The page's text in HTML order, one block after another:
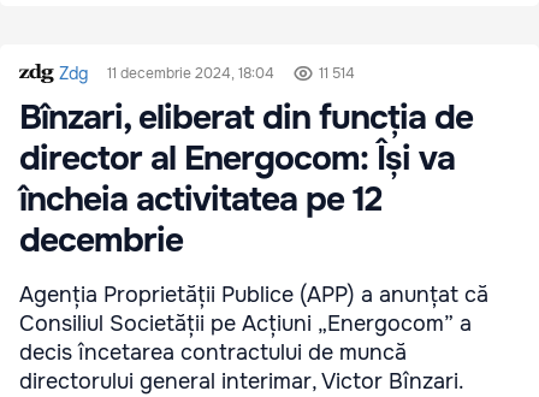
Zdg 11 decembrie 2024, 18:04 11 514
Bînzari, eliberat din funcția de
director al Energocom: Își va
încheia activitatea pe 12
decembrie
Agenția Proprietății Publice (APP) a anunțat că
Consiliul Societății pe Acțiuni „Energocom” a
decis încetarea contractului de muncă
directorului general interimar, Victor Bînzari.